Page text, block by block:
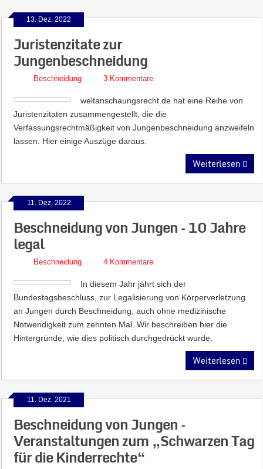
13. Dez. 2022
Juristenzitate zur
Jungenbeschneidung
Beschneidung 3 Kommentare
weltanschaungsrecht.de hat eine Reihe von
Juristenzitaten zusammengestellt, die die
Verfassungsrechtmäßigkeit von Jungenbeschneidung anzweifeln
lassen. Hier einige Auszüge daraus.
Weiterlesen
11. Dez. 2022
Beschneidung von Jungen – 10 Jahre
legal
Beschneidung 4 Kommentare
In diesem Jahr jährt sich der
Bundestagsbeschluss, zur Legalisierung von Körperverletzung
an Jungen durch Beschneidung, auch ohne medizinische
Notwendigkeit zum zehnten Mal. Wir beschreiben hier die
Hintergründe, wie dies politisch durchgedrückt wurde.
Weiterlesen
11. Dez. 2021
Beschneidung von Jungen –
Veranstaltungen zum „Schwarzen Tag
für die Kinderrechte“